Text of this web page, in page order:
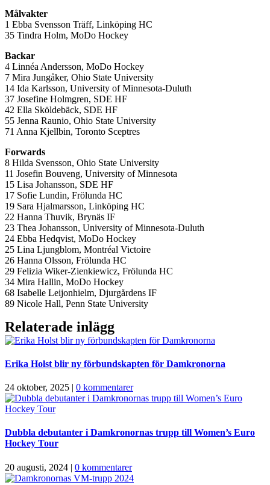
Målvakter
1 Ebba Svensson Träff, Linköping HC
35 Tindra Holm, MoDo Hockey
Backar
4 Linnéa Andersson, MoDo Hockey
7 Mira Jungåker, Ohio State University
14 Ida Karlsson, University of Minnesota-Duluth
37 Josefine Holmgren, SDE HF
42 Ella Sköldebäck, SDE HF
55 Jenna Raunio, Ohio State University
71 Anna Kjellbin, Toronto Sceptres
Forwards
8 Hilda Svensson, Ohio State University
11 Josefin Bouveng, University of Minnesota
15 Lisa Johansson, SDE HF
17 Sofie Lundin, Frölunda HC
19 Sara Hjalmarsson, Linköping HC
22 Hanna Thuvik, Brynäs IF
23 Thea Johansson, University of Minnesota-Duluth
24 Ebba Hedqvist, MoDo Hockey
25 Lina Ljungblom, Montréal Victoire
26 Hanna Olsson, Frölunda HC
29 Felizia Wiker-Zienkiewicz, Frölunda HC
34 Mira Hallin, MoDo Hockey
68 Isabelle Leijonhielm, Djurgårdens IF
89 Nicole Hall, Penn State University
Relaterade inlägg
Erika Holst blir ny förbundskapten för Damkronorna
24 oktober, 2025 | 0 kommentarer
Dubbla debutanter i Damkronornas trupp till Women’s Euro
Hockey Tour
20 augusti, 2024 | 0 kommentarer